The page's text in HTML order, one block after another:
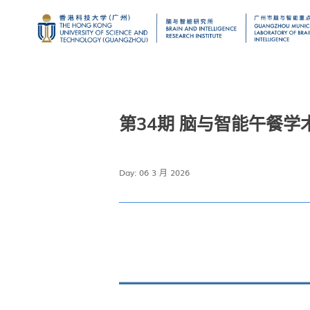
第34期 脑与智能午餐学
Day: 06 3 月 2026